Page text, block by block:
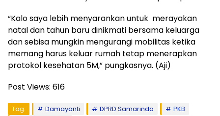
“Kalo saya lebih menyarankan untuk merayakan
natal dan tahun baru dinikmati bersama keluarga
dan sebisa mungkin mengurangi mobilitas ketika
memang harus keluar rumah tetap menerapkan
protokol kesehatan 5M,” pungkasnya. (Aji)
Post Views: 616
Tag: Damayanti DPRD Samarinda
PKB